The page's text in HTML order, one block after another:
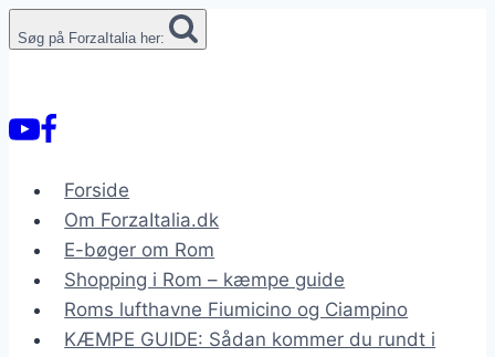
til
Søg på ForzaItalia her:
Forside
Om ForzaItalia.dk
E-bøger om Rom
Shopping i Rom – kæmpe guide
Roms lufthavne Fiumicino og Ciampino
KÆMPE GUIDE: Sådan kommer du rundt i